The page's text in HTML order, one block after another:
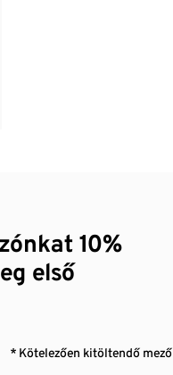
10%
első
* Kötelezően kitöltendő mező